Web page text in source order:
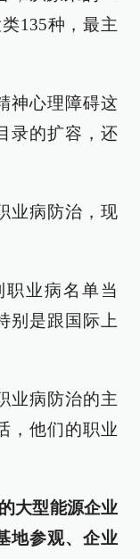
135种，最主
神心理障碍这
录的扩容，还
业病防治，现
业病名单当
别是跟国际上
业病防治的主
，他们的职业
大型能源企业
地参观、企业